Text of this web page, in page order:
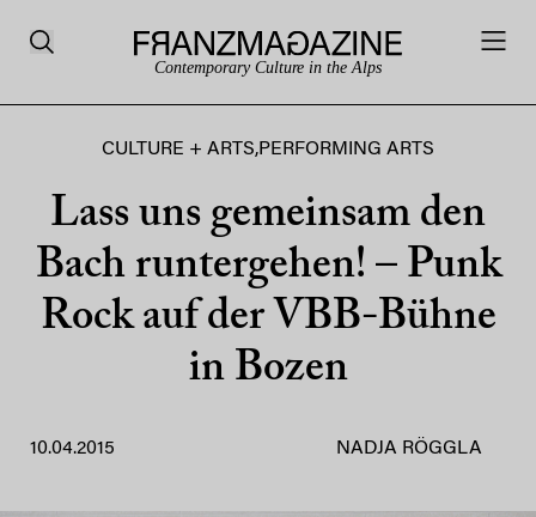
Contemporary Culture in the Alps
CULTURE + ARTS,PERFORMING ARTS
Lass uns gemeinsam den
Bach runtergehen! – Punk
Rock auf der VBB-Bühne
in Bozen
10.04.2015 NADJA RÖGGLA